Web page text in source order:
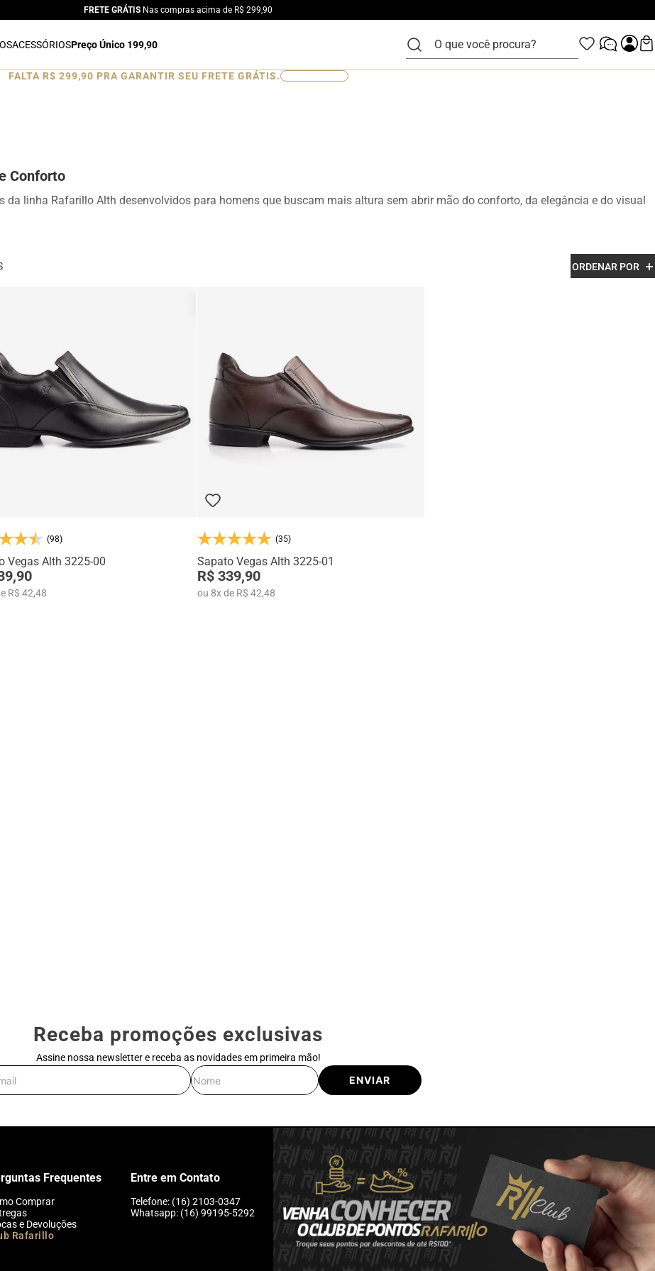
FRETE GRÁTIS Nas compras acima de R$ 299,90
ACESSÓRIOSPreço Único 199,90
O que você procura?
FALTA R$ 299,90 PRA GARANTIR SEU FRETE GRÁTIS. 0
Conforto
da linha Rafarillo Alth desenvolvidos para homens que buscam mais altura sem abrir mão do conforto, da elegância e do visual
aumento de altura de forma discreta e natural. Produzidos em couro legítimo e com acabamento premium, os
mocassins e sapatênis com tecnologia de elevação interna, desenvolvidos para garantir mais confiança, postura e estilo em
ORDENAR POR
(98)
Vegas Alth 3225-00
R$ 42,48
(35)
Sapato Vegas Alth 3225-01
R$ 339,90
ou 8xde R$ 42,48
Receba promoções exclusivas
Assine nossa newsletter e receba as novidades em primeira mão!
ENVIAR
Frequentes
Comprar
e Devoluções
Rafarillo
Entre em Contato
Telefone: (16) 2103-0347
Whatsapp: (16) 99195-5292